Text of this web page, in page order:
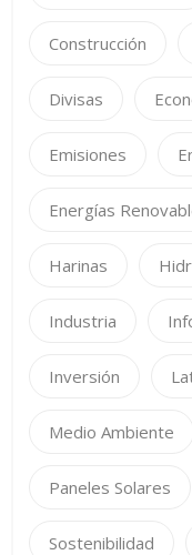
Construcción
Divisas
Emisiones
Energías
Harinas
Industria
Inversión
Medio Ambiente
Paneles Solares
Sostenibilidad